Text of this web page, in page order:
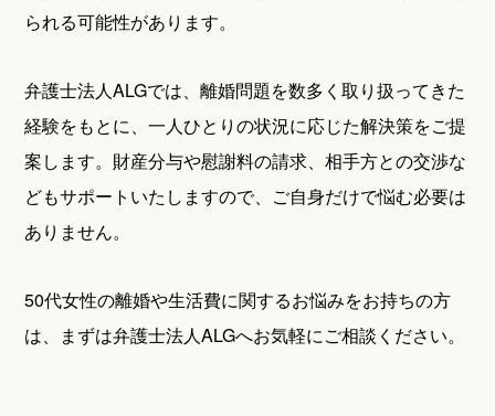
られる可能性があります。
弁護士法人ALGでは、離婚問題を数多く取り扱ってきた
経験をもとに、一人ひとりの状況に応じた解決策をご提
案します。財産分与や慰謝料の請求、相手方との交渉な
どもサポートいたしますので、ご自身だけで悩む必要は
ありません。
50代女性の離婚や生活費に関するお悩みをお持ちの方
は、まずは弁護士法人ALGへお気軽にご相談ください。